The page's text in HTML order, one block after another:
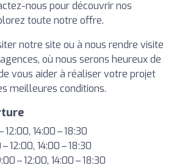
nous pour découvrir nos
toute notre offre.
notre site ou à nous rendre visite
où nous serons heureux de
vous aider à réaliser votre projet
meilleures conditions.
14:00 – 18:30
12:00, 14:00 – 18:30
– 12:00, 14:00 – 18:30